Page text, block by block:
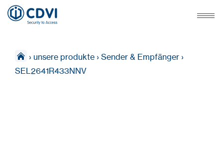
› unsere produkte › Sender & Empfänger ›
SEL2641R433NNV